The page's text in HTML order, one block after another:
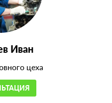
Иван
цеха